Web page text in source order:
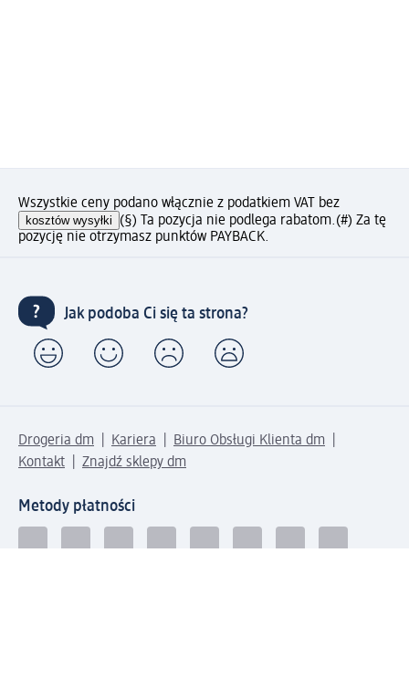
Wszystkie ceny podano włącznie z podatkiem VAT bez
kosztów wysyłki (§) Ta pozycja nie podlega rabatom.(#) Za tę
pozycję nie otrzymasz punktów PAYBACK.
Jak podoba Ci się ta strona?
Drogeria dm Kariera
Biuro Obsługi Klienta dm
Kontakt
Znajdź sklepy dm
Metody płatności